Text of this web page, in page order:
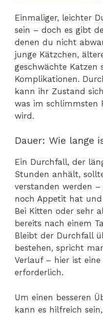
Einmaliger, leichter
sein – doch es gibt
denen du nicht
junge Kätzchen,
geschwächte
Komplikationen.
kann ihr Zustand
was im schlimmsten
wird.
Dauer: Wie lange
Ein Durchfall, der
Stunden anhält,
verstanden werden
noch Appetit hat
Bei Kitten oder sehr
bereits nach einem
Bleibt der Durchfall
bestehen, spricht
Verlauf – hier ist
erforderlich.
Um einen besseren
kann es hilfreich